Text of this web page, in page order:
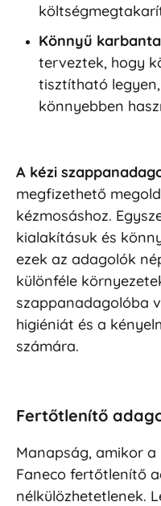
Könnyű
terveztek, hogy
tisztítható
könnyebben
A kézi
megfizethető
kézmosáshoz.
kialakításuk és
ezek az adagolók
különféle
szappanadagolóba
higiéniát és a
számára.
Fertőtlenítő
Manapság, amikor
Faneco fertőtlenítő
nélkülözhetetlenek.